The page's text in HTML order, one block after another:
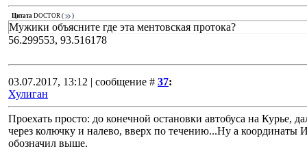
Цитата DOCTOR ( )
Мужики объясните где эта ментовская протока?
56.299553, 93.516178
03.07.2017, 13:12 | сообщение # 37:
Хулиган
Проехать просто: до конечной остановки автобуса на Курье,
через колючку и налево, вверх по течению...Ну а координаты
обозначил выше.